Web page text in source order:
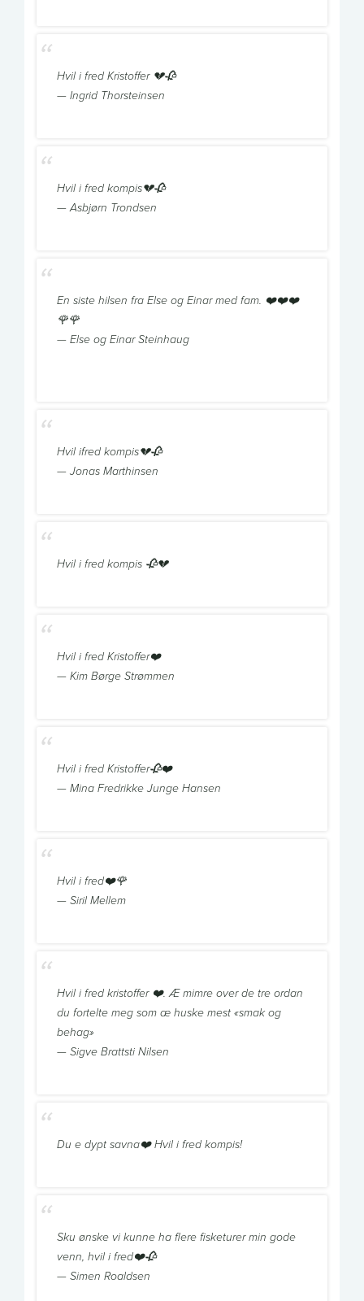
Hvil i fred Kristoffer 💔🥀
— Ingrid Thorsteinsen
Hvil i fred kompis💔🥀
— Asbjørn Trondsen
En siste hilsen fra Else og Einar med fam. ❤️❤️❤️
🌹🌹
— Else og Einar Steinhaug
Hvil ifred kompis💔🥀
— Jonas Marthinsen
Hvil i fred kompis 🥀💔
Hvil i fred Kristoffer❤️
— Kim Børge Strømmen
Hvil i fred Kristoffer🥀❤️
— Mina Fredrikke Junge Hansen
Hvil i fred❤️🌹
— Siril Mellem
Hvil i fred kristoffer ❤️. Æ mimre over de tre ordan
du fortelte meg som æ huske mest «smak og
behag»
— Sigve Brattsti Nilsen
Du e dypt savna❤️ Hvil i fred kompis!
Sku ønske vi kunne ha flere fisketurer min gode
venn, hvil i fred❤️🥀
— Simen Roaldsen